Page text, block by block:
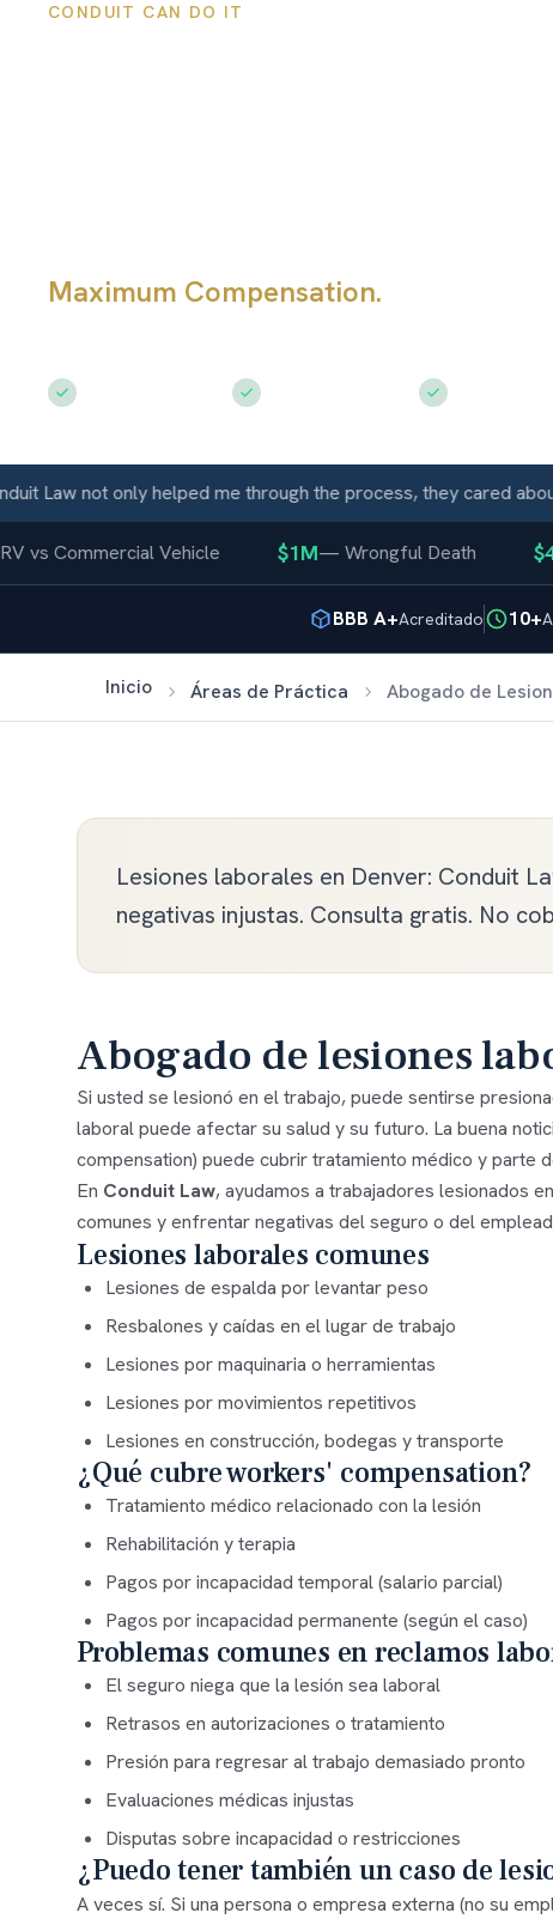
CONDUIT CAN DO IT
Maximum Compensation.
not only helped me through the process, they cared about me
Commercial Vehicle $1M—Wrongful Death
BBB A+Acreditado 10+
Inicio Áreas de Práctica Abogado de
Lesiones laborales en Denver: Conduit
negativas injustas. Consulta gratis. No
Abogado de lesiones
Si usted se lesionó en el trabajo, puede sentirse
laboral puede afectar su salud y su futuro. La buena
compensation) puede cubrir tratamiento médico y parte
En Conduit Law, ayudamos a trabajadores lesionados
comunes y enfrentar negativas del seguro o del
Lesiones laborales comunes
Lesiones de espalda por levantar peso
Resbalones y caídas en el lugar de trabajo
Lesiones por maquinaria o herramientas
Lesiones por movimientos repetitivos
Lesiones en construcción, bodegas y transporte
¿Qué cubre workers' compensation?
Tratamiento médico relacionado con la lesión
Rehabilitación y terapia
Pagos por incapacidad temporal (salario parcial)
Pagos por incapacidad permanente (según el caso)
Problemas comunes en reclamos
El seguro niega que la lesión sea laboral
Retrasos en autorizaciones o tratamiento
Presión para regresar al trabajo demasiado pronto
Evaluaciones médicas injustas
Disputas sobre incapacidad o restricciones
¿Puedo tener también un caso de
A veces sí. Si una persona o empresa externa (no su